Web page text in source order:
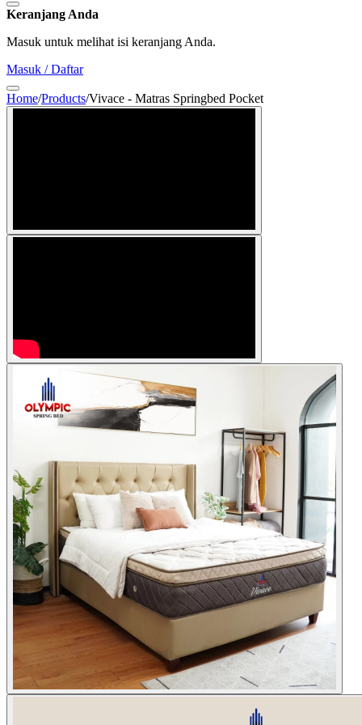
Keranjang Anda
Masuk untuk melihat isi keranjang Anda.
Masuk / Daftar
Home/Products/Vivace - Matras Springbed Pocket